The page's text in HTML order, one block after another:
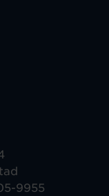
9955